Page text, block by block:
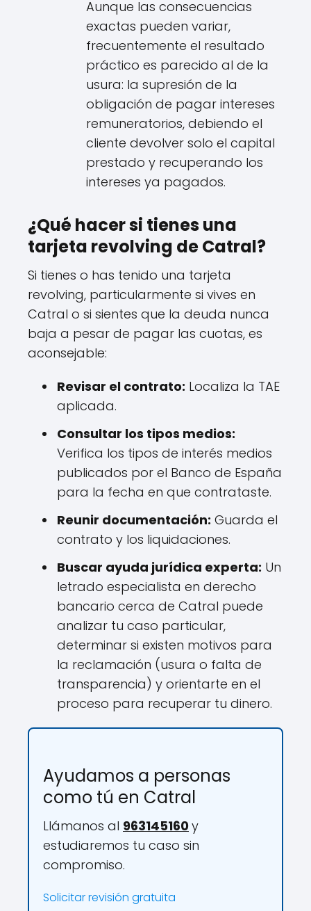
Aunque las consecuencias
exactas pueden variar,
frecuentemente el resultado
práctico es parecido al de la
usura: la supresión de la
obligación de pagar intereses
remuneratorios, debiendo el
cliente devolver solo el capital
prestado y recuperando los
intereses ya pagados.
¿Qué hacer si tienes una
tarjeta revolving de Catral?
Si tienes o has tenido una tarjeta
revolving, particularmente si vives en
Catral o si sientes que la deuda nunca
baja a pesar de pagar las cuotas, es
aconsejable:
Revisar el contrato: Localiza la TAE
aplicada.
Consultar los tipos medios:
Verifica los tipos de interés medios
publicados por el Banco de España
para la fecha en que contrataste.
Reunir documentación: Guarda el
contrato y los liquidaciones.
Buscar ayuda jurídica experta: Un
letrado especialista en derecho
bancario cerca de Catral puede
analizar tu caso particular,
determinar si existen motivos para
la reclamación (usura o falta de
transparencia) y orientarte en el
proceso para recuperar tu dinero.
Ayudamos a personas
como tú en Catral
Llámanos al 963145160y
estudiaremos tu caso sin
compromiso.
Solicitar revisión gratuita